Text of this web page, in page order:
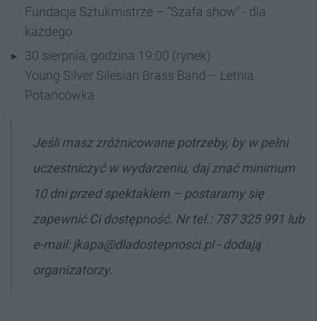
Fundacja Sztukmistrze – "Szafa show" - dla
każdego
30 sierpnia, godzina 19:00 (rynek)
Young Silver Silesian Brass Band – Letnia
Potańcówka
Jeśli masz zróżnicowane potrzeby, by w pełni
uczestniczyć w wydarzeniu, daj znać minimum
10 dni przed spektaklem – postaramy się
zapewnić Ci dostępność. Nr tel.: 787 325 991 lub
e-mail: jkapa@dladostepnosci.pl - dodają
organizatorzy.